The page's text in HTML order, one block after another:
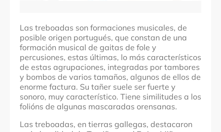
Las treboadas son formaciones musicales, de
posible origen portugués, que constan de una
formación musical de gaitas de fole y
percusiones, estas últimas, lo más característicos
de estas agrupaciones, integradas por tambores
y bombos de varios tamaños, algunos de ellos de
enorme factura. Su tañer suele ser fuerte y
sonoro, muy característico. Tiene similitudes a los
folións de algunas mascaradas orensanas.
Las treboadas, en tierras gallegas, destacaron